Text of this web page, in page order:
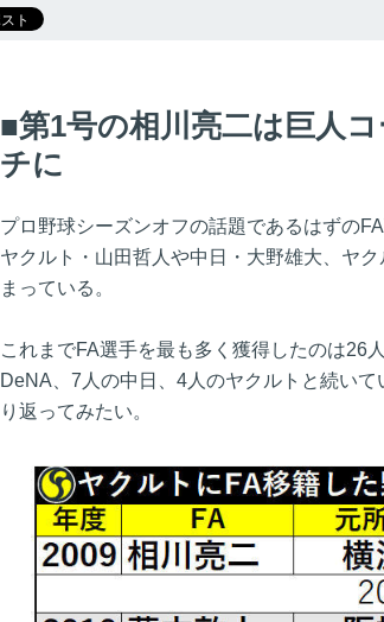
第1号の相川亮二は巨人
チに
プロ野球シーズンオフの話題であるはずの
ヤクルト・山田哲人や中日・大野雄大、ヤ
まっている。
これまでFA選手を最も多く獲得したのは26
DeNA、7人の中日、4人のヤクルトと続い
り返ってみたい。